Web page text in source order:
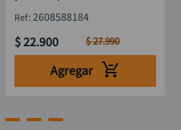
:2608588184
$22.900 $27.990
Agregar